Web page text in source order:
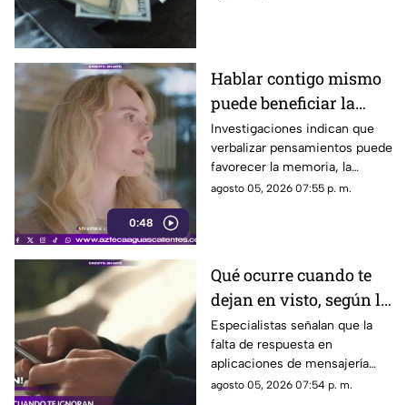
0:48
Hablar contigo mismo
puede beneficiar la
concentración y la
memoria
Investigaciones indican que
verbalizar pensamientos puede
favorecer la memoria, la
planificación y el manejo de
agosto 05, 2026 07:55 p. m.
Qué ocurre cuando te
dejan en visto, según la
psicología
Especialistas señalan que la
falta de respuesta en
aplicaciones de mensajería
puede tener efectos
agosto 05, 2026 07:54 p. m.